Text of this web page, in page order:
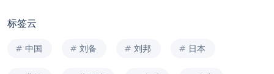
标签云
中国 刘备 刘邦 日本